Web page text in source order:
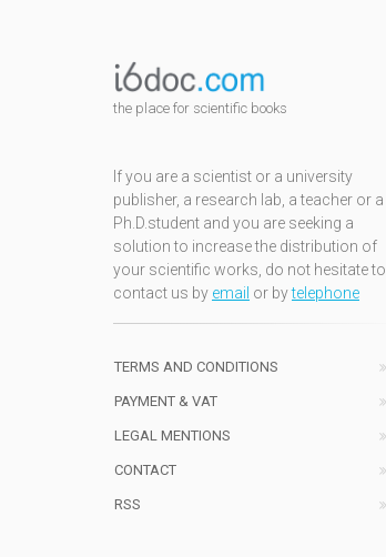
the place for scientific books
If you are a scientist or a university
publisher, a research lab, a teacher or a
Ph.D.student and you are seeking a
solution to increase the distribution of
your scientific works, do not hesitate to
contact us by email or bytelephone
TERMS AND CONDITIONS
PAYMENT & VAT
LEGAL MENTIONS
CONTACT
RSS